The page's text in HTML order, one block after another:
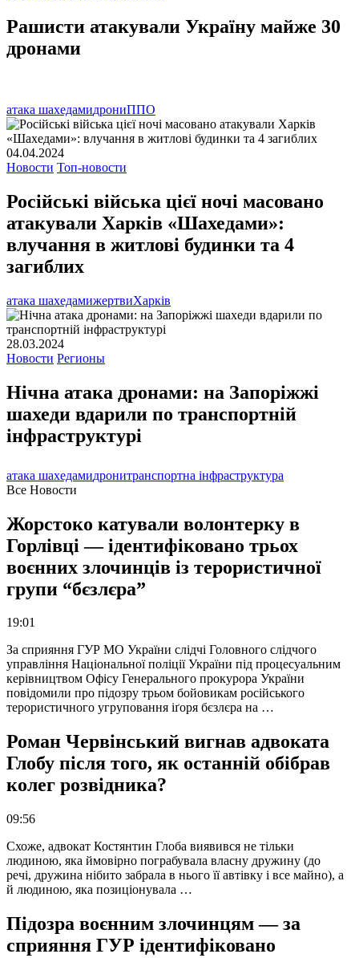
Рашисти атакували Україну майже 30
дронами
атака шахедамидрониППО
04.04.2024
Новости Топ-новости
Російські війська цієї ночі масовано
атакували Харків «Шахедами»:
влучання в житлові будинки та 4
загиблих
атака шахедамижертвиХарків
28.03.2024
Новости Регионы
Нічна атака дронами: на Запоріжжі
шахеди вдарили по транспортній
інфраструктурі
атака шахедамидронитранспортна інфраструктура
Все Новости
Жорстоко катували волонтерку в
Горлівці — ідентифіковано трьох
воєнних злочинців із терористичної
групи “бєзлєра”
19:01
За сприяння ГУР МО України слідчі Головного слідчого
управління Національної поліції України під процесуальним
керівництвом Офісу Генерального прокурора України
повідомили про підозру трьом бойовикам російського
терористичного угруповання іґоря бєзлєра на …
Роман Червінський вигнав адвоката
Глобу після того, як останній обібрав
колег розвідника?
09:56
Схоже, адвокат Костянтин Глоба виявився не тільки
людиною, яка ймовірно пограбувала власну дружину (до
речі, дружина нібито забрала в нього її автівку і все майно), а
й людиною, яка позиціонувала …
Підозра воєнним злочинцям — за
сприяння ГУР ідентифіковано